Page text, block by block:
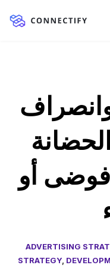
أو
ADVERTISING
STRATEGY,